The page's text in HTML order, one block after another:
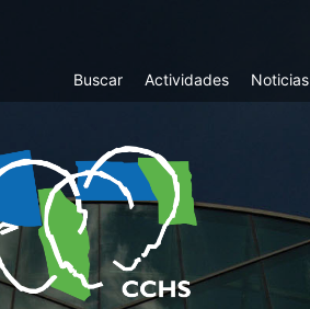
Top
Buscar Actividades Noticias